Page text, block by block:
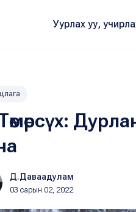
Уурлах уу,
Д.Даваадулам
03 сарын 02, 2022